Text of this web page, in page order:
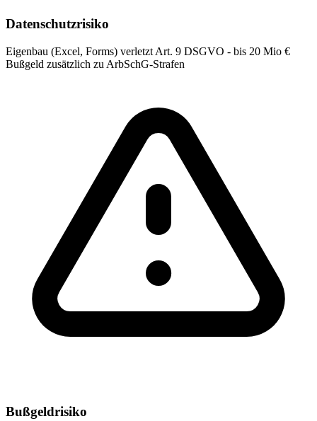
Datenschutzrisiko
Eigenbau (Excel, Forms) verletzt Art. 9 DSGVO - bis 20 Mio €
Bußgeld zusätzlich zu ArbSchG-Strafen
Bußgeldrisiko